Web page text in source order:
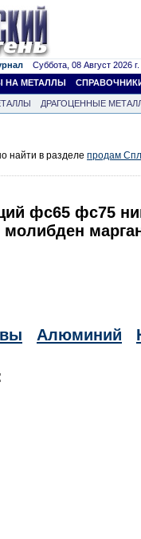
Суббота, 08 Август 2026 г.
НА МЕТАЛЛЫ
ДРАГОЦЕННЫЕ
найти в разделе продам
фс65 фс75
Алюминий